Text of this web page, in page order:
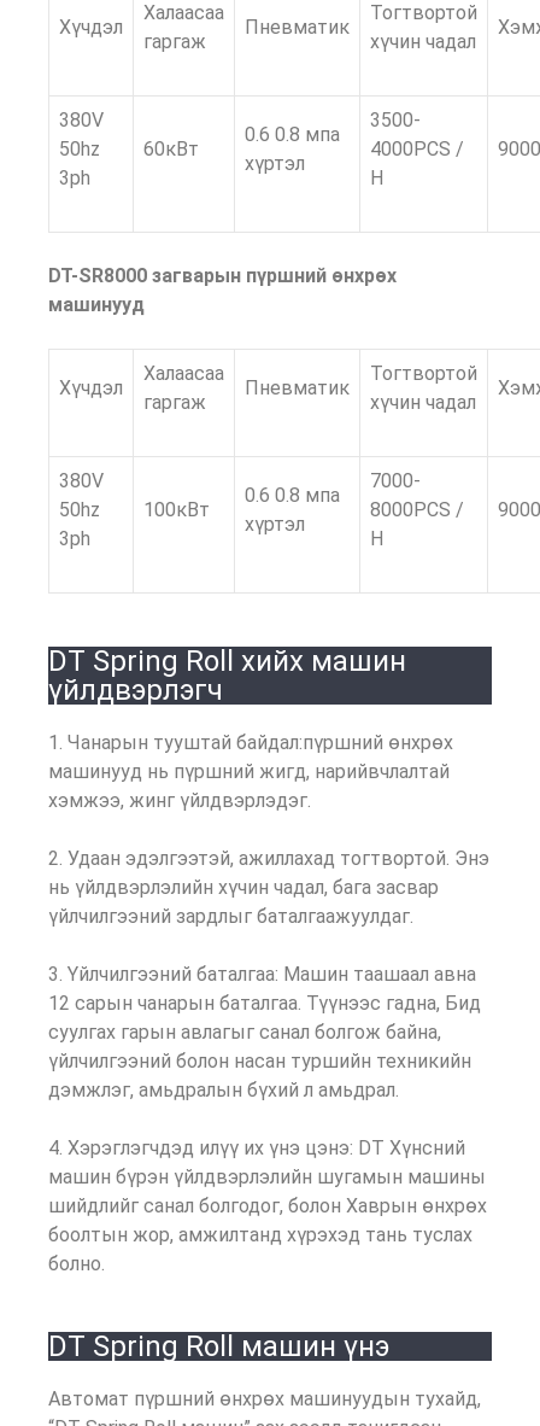
Хүчдэл
Халаасаа
гаргаж
Пневматик
Тогтвортой
хүчин чадал
380V
50hz
3ph
60кВт
0.6 0.8 мпа
хүртэл
3500-
4000PCS /
H
DT-SR8000 загварын пүршний өнхрөх
машинууд
Хүчдэл
Халаасаа
гаргаж
Пневматик
Тогтвортой
хүчин чадал
380V
50hz
3ph
100кВт
0.6 0.8 мпа
хүртэл
7000-
8000PCS /
H
DT Spring Roll хийх машин
үйлдвэрлэгч
1. Чанарын тууштай байдал:пүршний өнхрөх
машинууд нь пүршний жигд, нарийвчлалтай
хэмжээ, жинг үйлдвэрлэдэг.
2. Удаан эдэлгээтэй, ажиллахад тогтвортой. Энэ
нь үйлдвэрлэлийн хүчин чадал, бага засвар
үйлчилгээний зардлыг баталгаажуулдаг.
3. Үйлчилгээний баталгаа: Машин таашаал авна
12 сарын чанарын баталгаа. Түүнээс гадна, Бид
суулгах гарын авлагыг санал болгож байна,
үйлчилгээний болон насан туршийн техникийн
дэмжлэг, амьдралын бүхий л амьдрал.
4. Хэрэглэгчдэд илүү их үнэ цэнэ: DT Хүнсний
машин бүрэн үйлдвэрлэлийн шугамын машины
шийдлийг санал болгодог, болон Хаврын өнхрөх
боолтын жор, амжилтанд хүрэхэд тань туслах
болно.
DT Spring Roll машин үнэ
Автомат пүршний өнхрөх машинуудын тухайд,